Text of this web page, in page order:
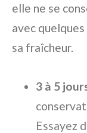
elle ne se
avec
sa fraîcheur.
3 à 5
Essayez